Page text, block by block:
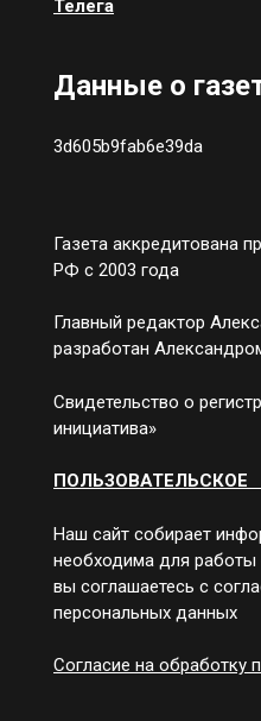
Телега
Данные о
3d605b9fab6e39da
Газета аккредитована
РФ с 2003 года
Главный редактор
разработан
Свидетельство о
инициатива»
Наш сайт собирает
необходима для работы
вы соглашаетесь с
персональных данных
Согласие на обработку